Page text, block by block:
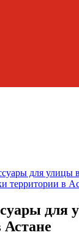
для улицы
территории в
для
Астане